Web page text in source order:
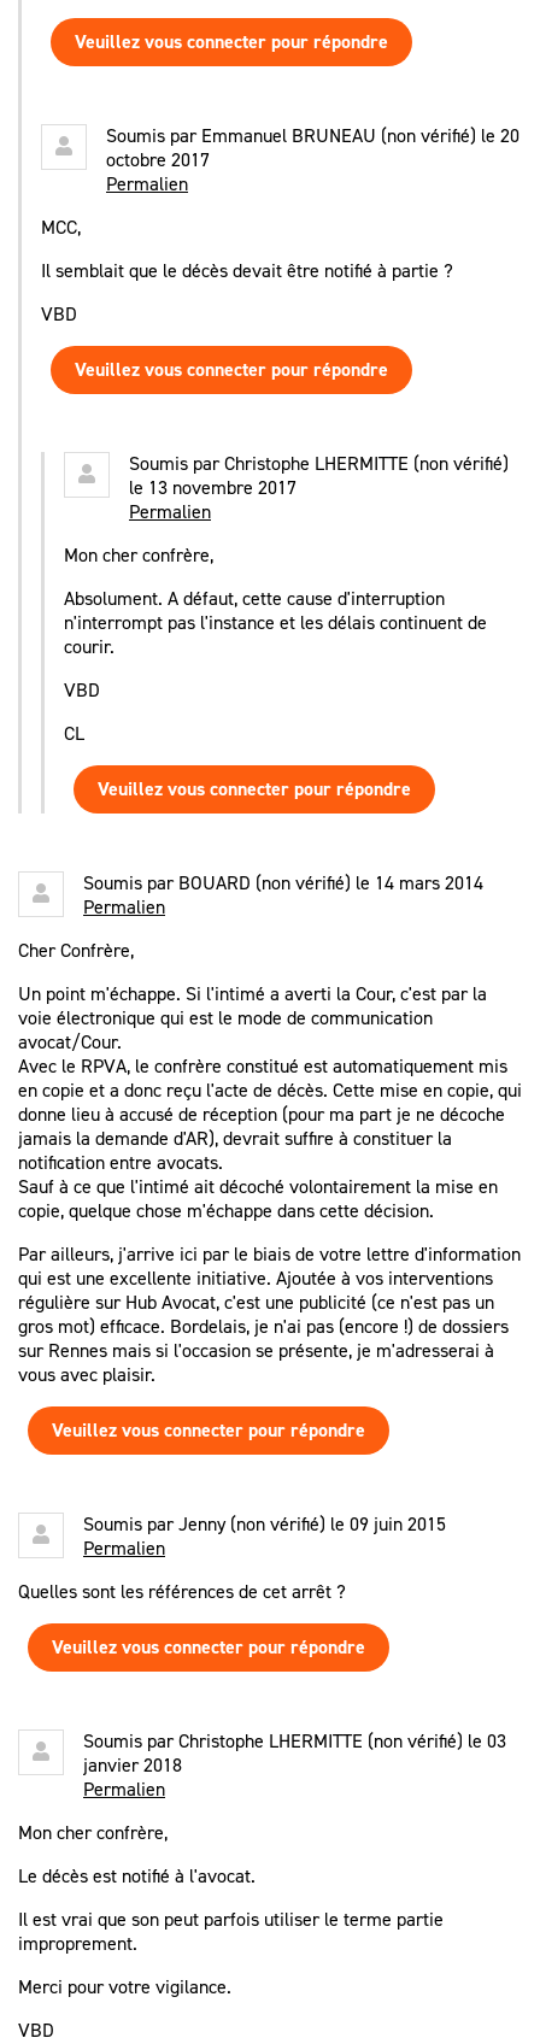
Veuillez vous connecter pour répondre
Soumis parEmmanuel BRUNEAU (non vérifié) le 20
octobre 2017
Permalien
MCC,
Il semblait que le décès devait être notifié à partie ?
VBD
Veuillez vous connecter pour répondre
Soumis parChristophe LHERMITTE (non vérifié)
le 13 novembre 2017
Permalien
Mon cher confrère,
Absolument. A défaut, cette cause d'interruption
n'interrompt pas l'instance et les délais continuent de
courir.
VBD
CL
Veuillez vous connecter pour répondre
Soumis parBOUARD (non vérifié) le 14 mars 2014
Permalien
Cher Confrère,
Un point m'échappe. Si l'intimé a averti la Cour, c'est par la
voie électronique qui est le mode de communication
avocat/Cour.
Avec le RPVA, le confrère constitué est automatiquement mis
en copie et a donc reçu l'acte de décès. Cette mise en copie, qui
donne lieu à accusé de réception (pour ma part je ne décoche
jamais la demande d'AR), devrait suffire à constituer la
notification entre avocats.
Sauf à ce que l'intimé ait décoché volontairement la mise en
copie, quelque chose m'échappe dans cette décision.
Par ailleurs, j'arrive ici par le biais de votre lettre d'information
qui est une excellente initiative. Ajoutée à vos interventions
régulière sur Hub Avocat, c'est une publicité (ce n'est pas un
gros mot) efficace. Bordelais, je n'ai pas (encore !) de dossiers
sur Rennes mais si l'occasion se présente, je m'adresserai à
vous avec plaisir.
Veuillez vous connecter pour répondre
Soumis parJenny (non vérifié) le 09 juin 2015
Permalien
Quelles sont les références de cet arrêt ?
Veuillez vous connecter pour répondre
Soumis parChristophe LHERMITTE (non vérifié) le 03
janvier 2018
Permalien
Mon cher confrère,
Le décès est notifié à l'avocat.
Il est vrai que son peut parfois utiliser le terme partie
improprement.
Merci pour votre vigilance.
VBD